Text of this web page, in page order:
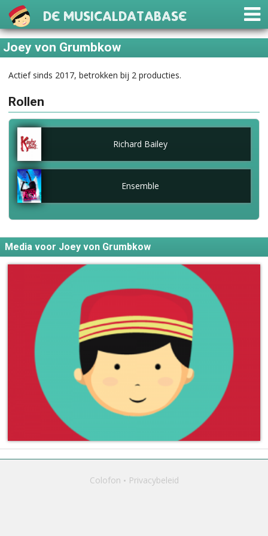
De Musicaldatabase
Joey von Grumbkow
Actief sinds 2017, betrokken bij 2 producties.
Rollen
Richard Bailey
Ensemble
Media voor Joey von Grumbkow
Colofon Privacybeleid